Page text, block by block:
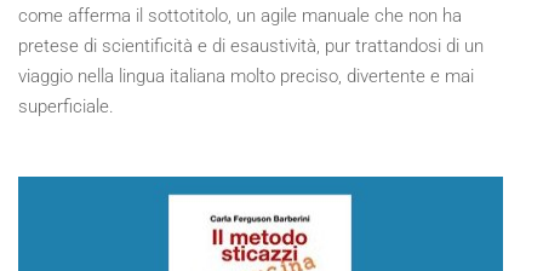
come afferma il sottotitolo, un agile manuale che non ha
pretese di scientificità e di esaustività, pur trattandosi di un
viaggio nella lingua italiana molto preciso, divertente e mai
superficiale.